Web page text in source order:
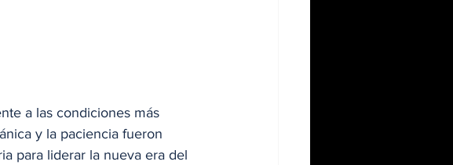
a las condiciones más
y la paciencia fueron
para liderar la nueva era del